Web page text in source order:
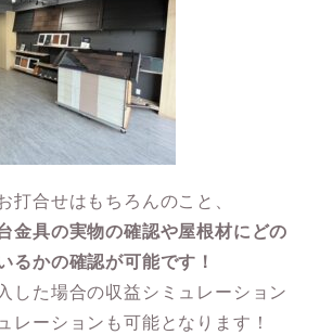
打合せはもちろんのこと、
金具の実物の確認や屋根材にどの
るかの確認が可能です！
した場合の収益シミュレーション
レーションも可能となります！